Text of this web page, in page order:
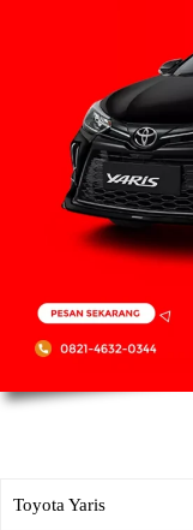
Toyota Yaris